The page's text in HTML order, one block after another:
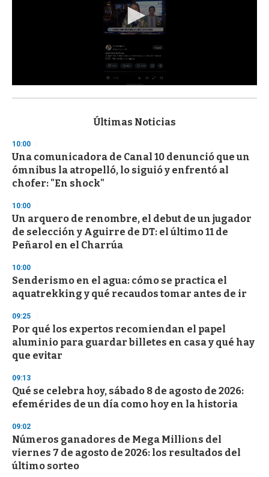
s
d
s
o
f
3
s
e
c
o
n
Últimas Noticias
10:00
Una comunicadora de Canal 10 denunció que un
ómnibus la atropelló, lo siguió y enfrentó al
chofer: "En shock"
10:00
Un arquero de renombre, el debut de un jugador
de selección y Aguirre de DT: el último 11 de
Peñarol en el Charrúa
10:00
Senderismo en el agua: cómo se practica el
aquatrekking y qué recaudos tomar antes de ir
09:25
Por qué los expertos recomiendan el papel
aluminio para guardar billetes en casa y qué hay
que evitar
09:13
Qué se celebra hoy, sábado 8 de agosto de 2026:
efemérides de un día como hoy en la historia
09:02
Números ganadores de Mega Millions del
viernes 7 de agosto de 2026: los resultados del
último sorteo